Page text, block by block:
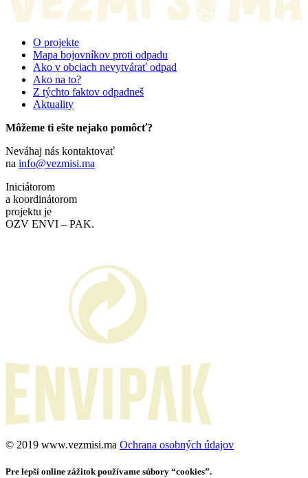
O projekte
Mapa bojovníkov proti odpadu
Ako v obciach nevytvárať odpad
Ako na to?
Z týchto faktov odpadneš
Aktuality
Môžeme ti ešte nejako pomôcť?
Neváhaj nás kontaktovať
na info@vezmisi.ma
Iniciátorom
a koordinátorom
projektu je
OZV ENVI – PAK.
©️ 2019 www.vezmisi.ma Ochrana osobných údajov
Pre lepší online zážitok používame súbory “cookies”.